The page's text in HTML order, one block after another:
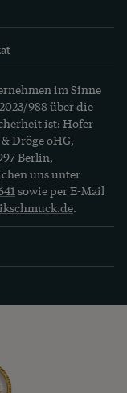
im Sinne
988 über die
ist: Hofer
Dröge oHG,
Berlin,
uns unter
sowie per E-Mail
.